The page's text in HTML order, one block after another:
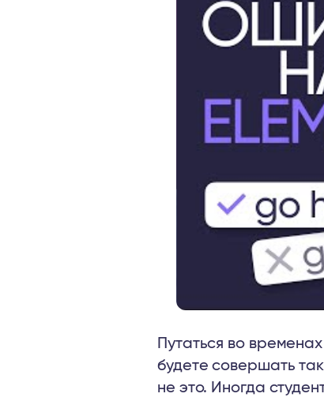
Путаться во
будете совершать
не это. Иногда